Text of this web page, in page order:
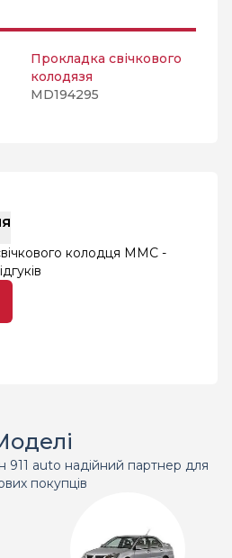
Прокладка свічкового
колодязя
MD194295
колодця MMC -
911 auto надійний партнер для
покупців